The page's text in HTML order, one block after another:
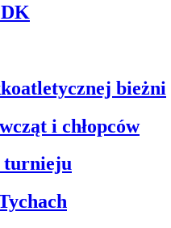
bieżni
i chłopców
turnieju